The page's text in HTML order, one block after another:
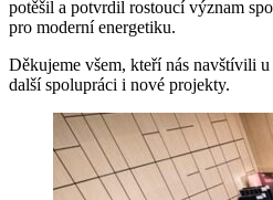
potěšil a potvrdil rostoucí význam
pro moderní energetiku.
Děkujeme všem, kteří nás navštívili u
další spolupráci i nové projekty.